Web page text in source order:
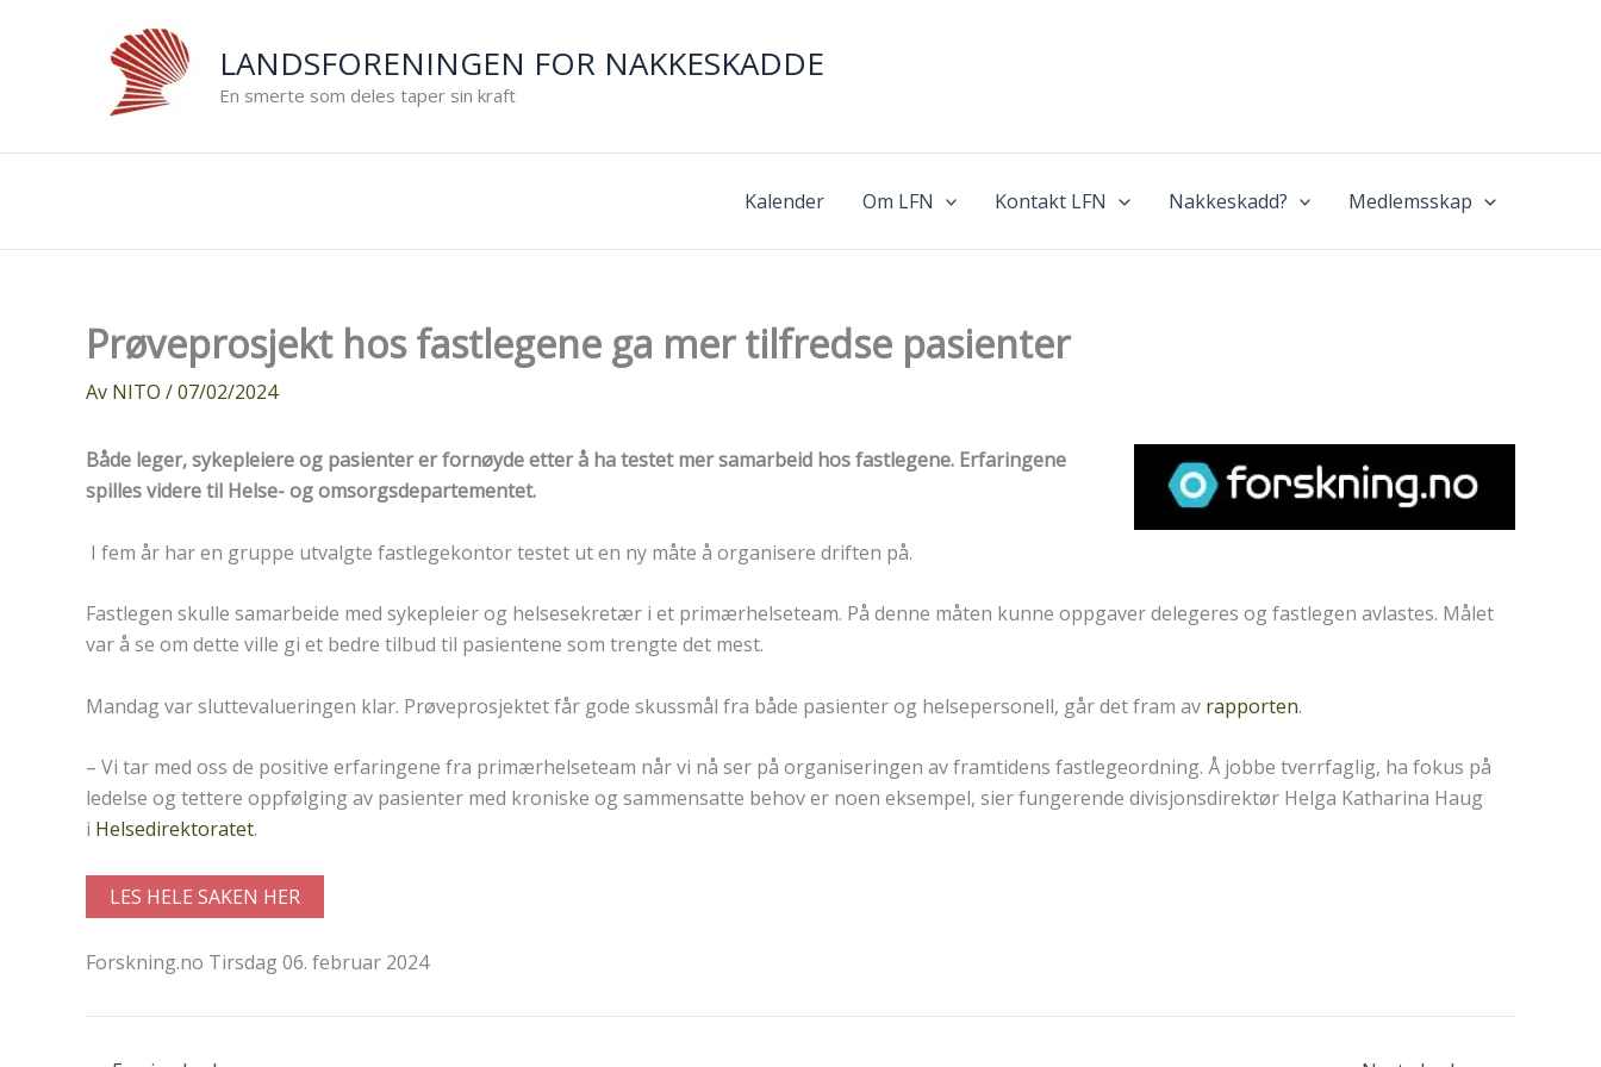
LANDSFORENINGEN FOR NAKKESKADDE
En smerte som deles taper sin kraft
Kalender Om LFN Kontakt LFN Nakkeskadd? Medlemsskap
Prøveprosjekt hos fastlegene ga mer tilfredse pasienter
Av NITO /07/02/2024
Både leger, sykepleiere og pasienter er fornøyde etter å ha testet mer samarbeid hos fastlegene. Erfaringene
spilles videre til Helse- og omsorgsdepartementet.
I fem år har en gruppe utvalgte fastlegekontor testet ut en ny måte å organisere driften på.
Fastlegen skulle samarbeide med sykepleier og helsesekretær i et primærhelseteam. På denne måten kunne oppgaver delegeres og fastlegen avlastes. Målet
var å se om dette ville gi et bedre tilbud til pasientene som trengte det mest.
Mandag var sluttevalueringen klar. Prøveprosjektet får gode skussmål fra både pasienter og helsepersonell, går det fram av rapporten.
– Vi tar med oss de positive erfaringene fra primærhelseteam når vi nå ser på organiseringen av framtidens fastlegeordning. Å jobbe tverrfaglig, ha fokus på
ledelse og tettere oppfølging av pasienter med kroniske og sammensatte behov er noen eksempel, sier fungerende divisjonsdirektør Helga Katharina Haug
i Helsedirektoratet.
LES HELE SAKEN HER
Forskning.no Tirsdag 06. februar 2024